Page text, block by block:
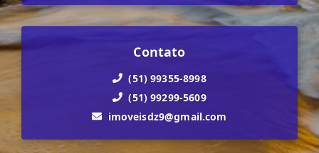
Contato
(51) 99355-8998
(51) 99299-5609
imoveisdz9@gmail.com